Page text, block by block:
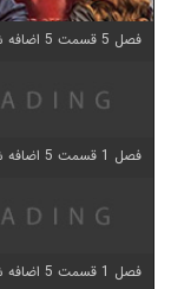
فصل 5 قسمت 5 اضافه شد
فصل 1 قسمت 5 اضافه شد
فصل 1 قسمت 5 اضافه شد